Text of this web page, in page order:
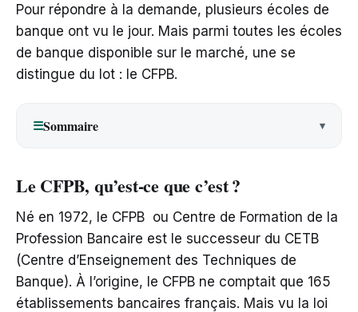
Pour répondre à la demande, plusieurs écoles de
banque ont vu le jour. Mais parmi toutes les écoles
de banque disponible sur le marché, une se
distingue du lot : le CFPB.
☰Sommaire
Le CFPB, qu’est-ce que c’est ?
Né en 1972, le CFPB ou Centre de Formation de la
Profession Bancaire est le successeur du CETB
(Centre d’Enseignement des Techniques de
Banque). À l’origine, le CFPB ne comptait que 165
établissements bancaires français. Mais vu la loi